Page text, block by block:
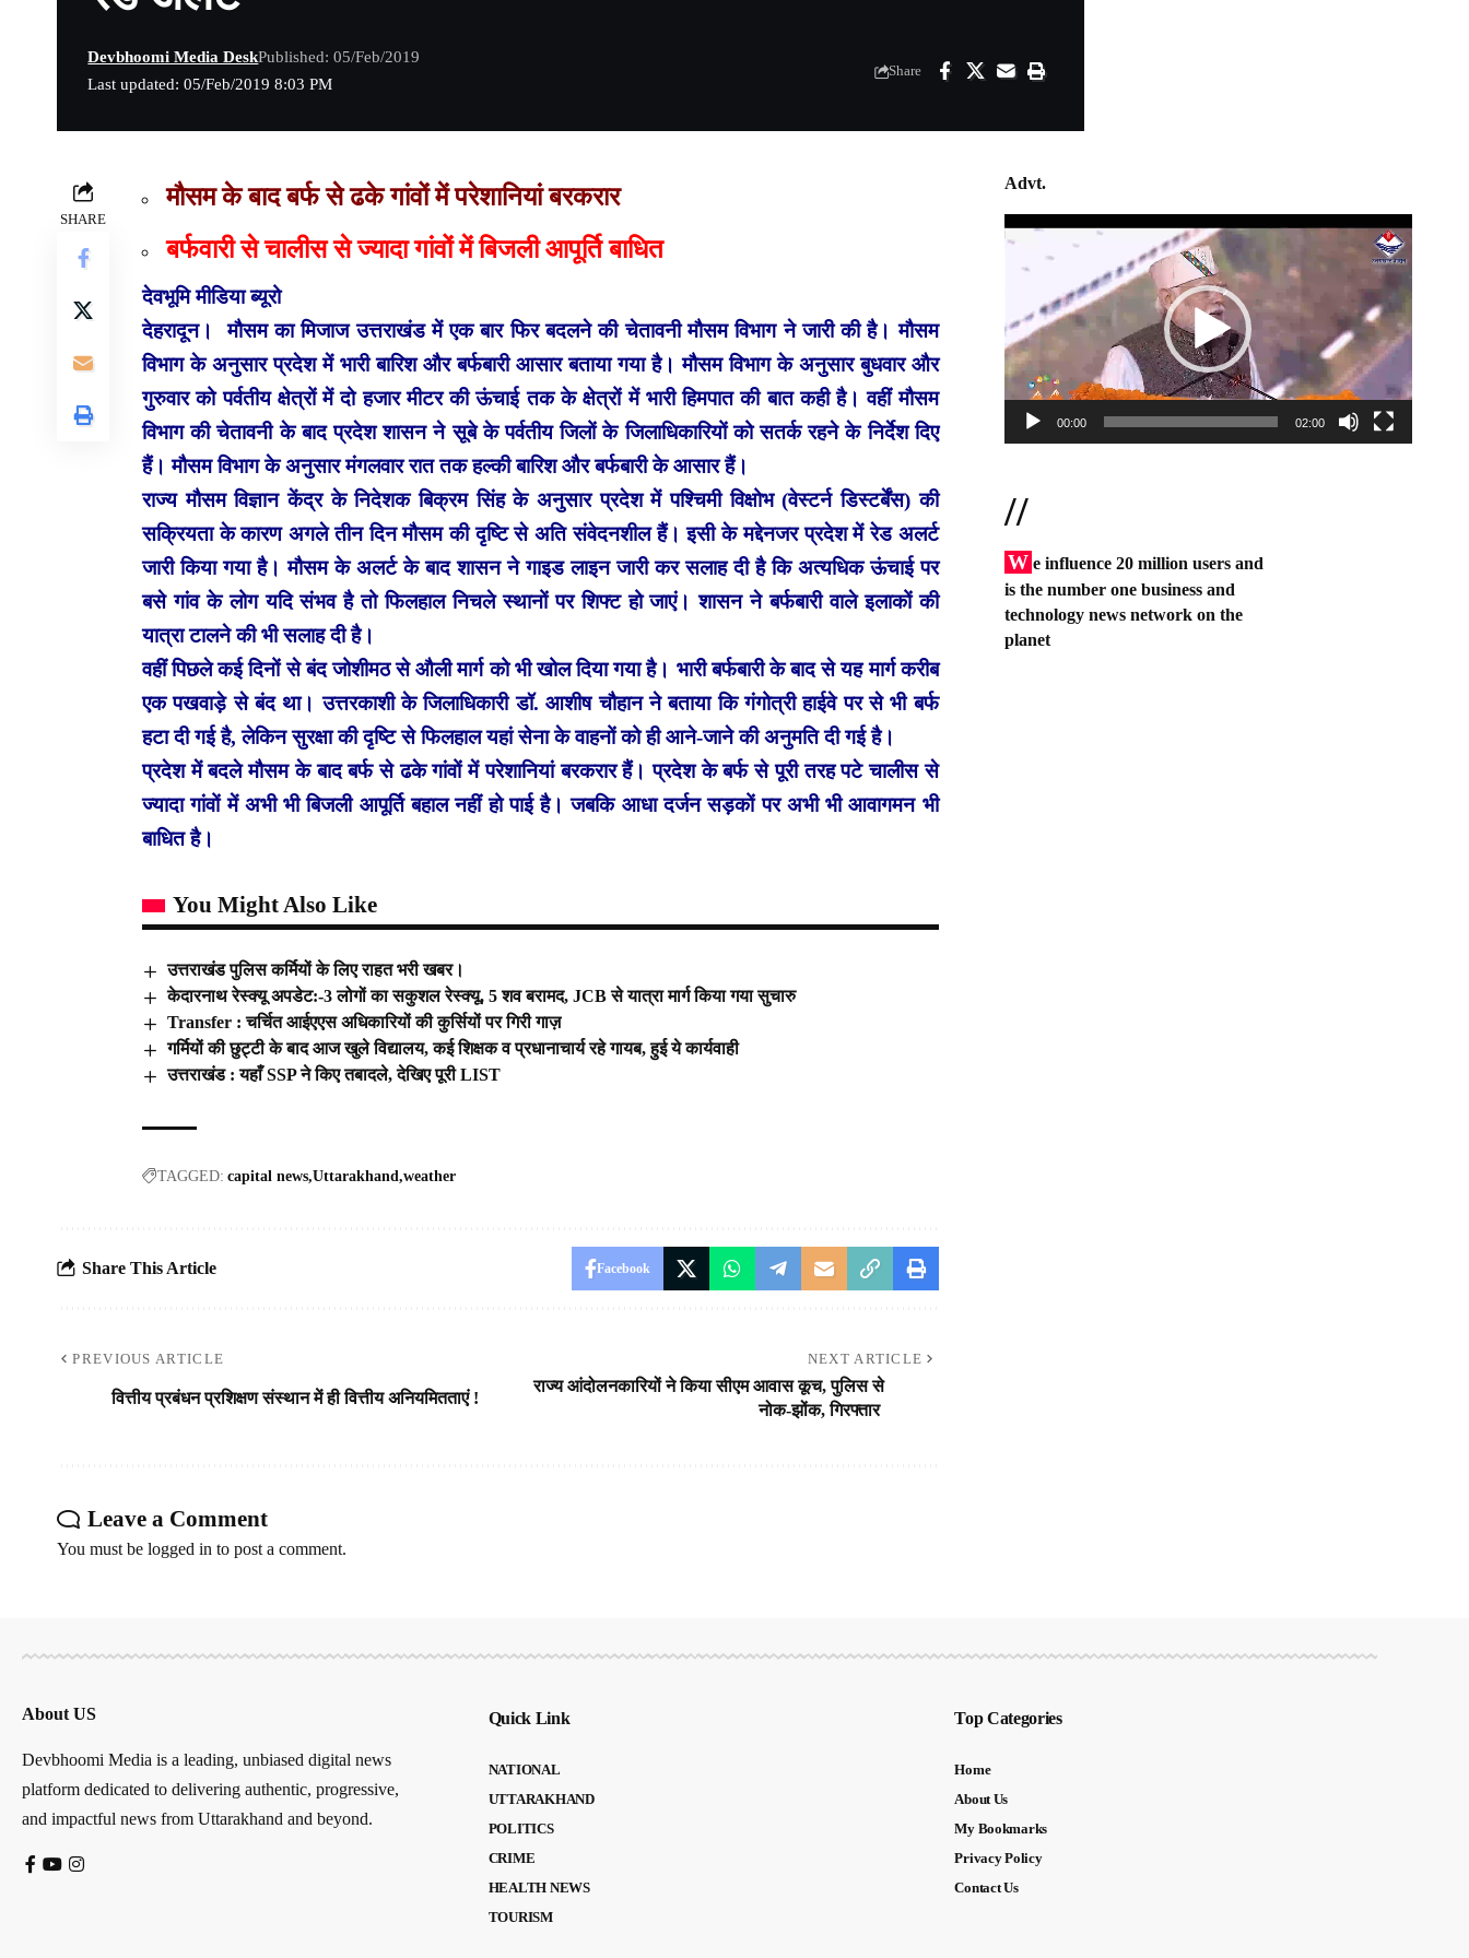
Last updated: 05/Feb/2019 8:03 PM
Devbhoomi Media DeskPublished: 05/Feb/2019
Share
SHARE
मौसम के बाद बर्फ से ढके गांवों में परेशानियां बरकरार
बर्फवारी से चालीस से ज्यादा गांवों में बिजली आपूर्ति बाधित
देवभूमि मीडिया ब्यूरो
देहरादून। मौसम का मिजाज उत्तराखंड में एक बार फिर बदलने की चेतावनी मौसम विभाग ने जारी की है। मौसम
विभाग के अनुसार प्रदेश में भारी बारिश और बर्फबारी आसार बताया गया है। मौसम विभाग के अनुसार बुधवार और
गुरुवार को पर्वतीय क्षेत्रों में दो हजार मीटर की ऊंचाई तक के क्षेत्रों में भारी हिमपात की बात कही है। वहीं मौसम
विभाग की चेतावनी के बाद प्रदेश शासन ने सूबे के पर्वतीय जिलों के जिलाधिकारियों को सतर्क रहने के निर्देश दिए
हैं। मौसम विभाग के अनुसार मंगलवार रात तक हल्की बारिश और बर्फबारी के आसार हैं।
राज्य मौसम विज्ञान केंद्र के निदेशक बिक्रम सिंह के अनुसार प्रदेश में पश्चिमी विक्षोभ (वेस्टर्न डिस्टर्बेंस) की
सक्रियता के कारण अगले तीन दिन मौसम की दृष्टि से अति संवेदनशील हैं। इसी के मद्देनजर प्रदेश में रेड अलर्ट
जारी किया गया है। मौसम के अलर्ट के बाद शासन ने गाइड लाइन जारी कर सलाह दी है कि अत्यधिक ऊंचाई पर
बसे गांव के लोग यदि संभव है तो फिलहाल निचले स्थानों पर शिफ्ट हो जाएं। शासन ने बर्फबारी वाले इलाकों की
यात्रा टालने की भी सलाह दी है।
वहीं पिछले कई दिनों से बंद जोशीमठ से औली मार्ग को भी खोल दिया गया है। भारी बर्फबारी के बाद से यह मार्ग करीब
एक पखवाड़े से बंद था। उत्तरकाशी के जिलाधिकारी डॉ. आशीष चौहान ने बताया कि गंगोत्री हाईवे पर से भी बर्फ
हटा दी गई है, लेकिन सुरक्षा की दृष्टि से फिलहाल यहां सेना के वाहनों को ही आने-जाने की अनुमति दी गई है।
प्रदेश में बदले मौसम के बाद बर्फ से ढके गांवों में परेशानियां बरकरार हैं। प्रदेश के बर्फ से पूरी तरह पटे चालीस से
ज्यादा गांवों में अभी भी बिजली आपूर्ति बहाल नहीं हो पाई है। जबकि आधा दर्जन सड़कों पर अभी भी आवागमन भी
बाधित है।
You Might Also Like
उत्तराखंड पुलिस कर्मियों के लिए राहत भरी खबर।
केदारनाथ रेस्क्यू अपडेट:-3 लोगों का सकुशल रेस्क्यू, 5 शव बरामद, JCB से यात्रा मार्ग किया गया सुचारु
Transfer : चर्चित आईएएस अधिकारियों की कुर्सियों पर गिरी गाज़
गर्मियों की छुट्टी के बाद आज खुले विद्यालय, कई शिक्षक व प्रधानाचार्य रहे गायब, हुई ये कार्यवाही
उत्तराखंड : यहाँ SSP ने किए तबादले, देखिए पूरी LIST
TAGGED: capital news Uttarakhand weather
Share This Article Facebook
PREVIOUS ARTICLE
वित्तीय प्रबंधन प्रशिक्षण संस्थान में ही वित्तीय अनियमितताएं !
NEXT ARTICLE
राज्य आंदोलनकारियों ने किया सीएम आवास कूच, पुलिस से
नोक-झोंक, गिरफ्तार
Leave a Comment
You must be logged in to post a comment.
Advt.
Video
00:00 02:00
//
W e influence 20 million users and
is the number one business and
technology news network on the
planet
About US
Devbhoomi Media is a leading, unbiased digital news
platform dedicated to delivering authentic, progressive,
and impactful news from Uttarakhand and beyond.
Quick Link
NATIONAL
UTTARAKHAND
POLITICS
CRIME
HEALTH NEWS
TOURISM
Top Categories
Home
About Us
My Bookmarks
Privacy Policy
Contact Us